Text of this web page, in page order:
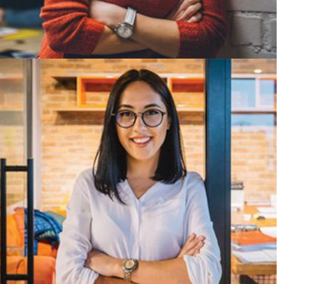
Political Science
Arts and Sciences